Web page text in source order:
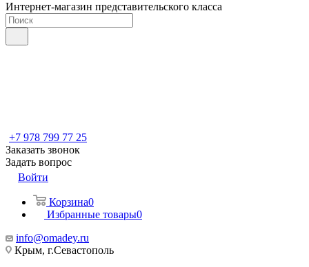
Интернет-магазин представительского класса
+7 978 799 77 25
Заказать звонок
Задать вопрос
Войти
Корзина0
Избранные товары0
info@omadey.ru
Крым, г.Севастополь